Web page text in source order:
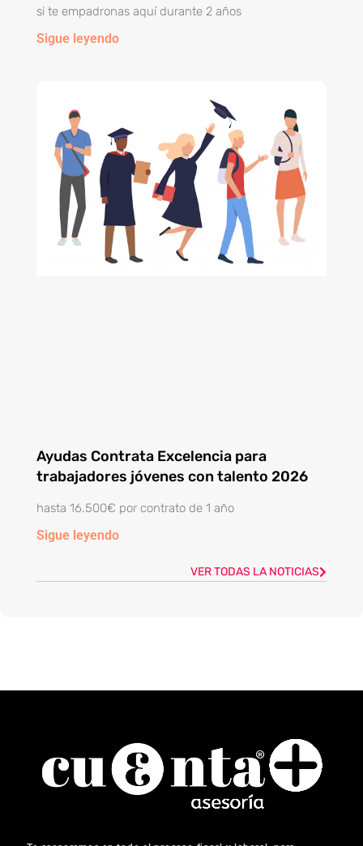
si te empadronas aquí durante 2 años
Sigue leyendo
Ayudas Contrata Excelencia para
trabajadores jóvenes con talento 2026
hasta 16.500€ por contrato de 1 año
Sigue leyendo
VER TODAS LA NOTICIAS